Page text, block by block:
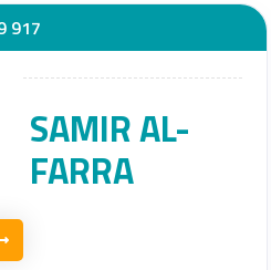
917
SAMIR AL-
FARRA